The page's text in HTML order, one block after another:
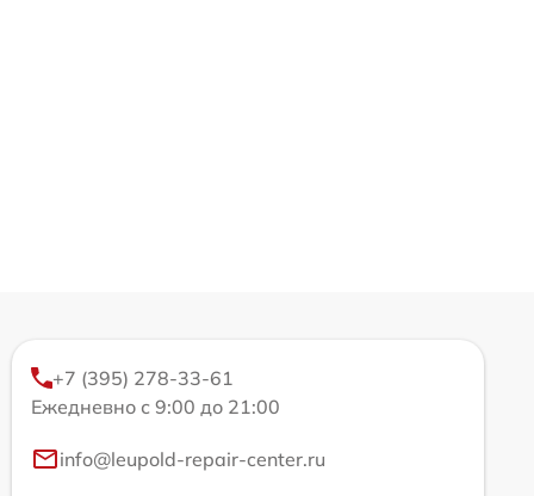
+7 (395) 278-33-61
Ежедневно с 9:00 до 21:00
info@leupold-repair-center.ru